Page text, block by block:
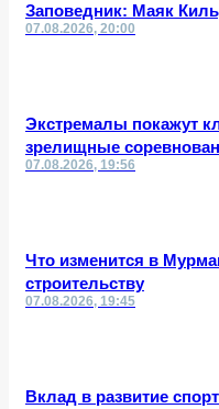
Заповедник: Маяк
07.08.2026, 20:00
Экстремалы покажут
зрелищные
07.08.2026, 19:56
Что изменится в
строительству
07.08.2026, 19:45
Вклад в развитие